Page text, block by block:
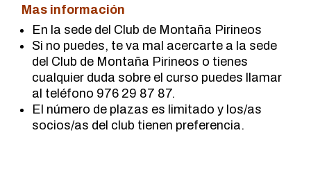
Mas información
En la sede del Club de Montaña Pirineos
Si no puedes, te va mal acercarte a la sede
del Club de Montaña Pirineos o tienes
cualquier duda sobre el curso puedes llamar
al teléfono 976 29 87 87.
El número de plazas es limitado y los/as
socios/as del club tienen preferencia.